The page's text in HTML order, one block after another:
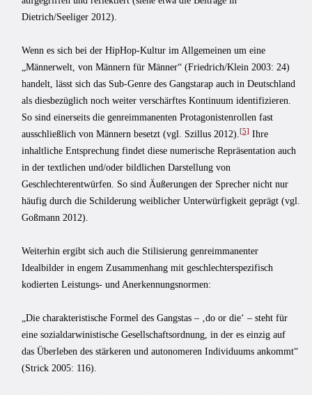
Dietrich/Seeliger 2012).
Wenn es sich bei der HipHop-Kultur im Allgemeinen um eine
„Männerwelt, von Männern für Männer“ (Friedrich/Klein 2003: 24)
handelt, lässt sich das Sub-Genre des Gangstarap auch in Deutschland
als diesbezüglich noch weiter verschärftes Kontinuum identifizieren.
So sind einerseits die genreimmanenten Protagonistenrollen fast
ausschließlich von Männern besetzt (vgl. Szillus 2012). [5] Ihre
inhaltliche Entsprechung findet diese numerische Repräsentation auch
in der textlichen und/oder bildlichen Darstellung von
Geschlechterentwürfen. So sind Äußerungen der Sprecher nicht nur
häufig durch die Schilderung weiblicher Unterwürfigkeit geprägt (vgl.
Goßmann 2012).
Weiterhin ergibt sich auch die Stilisierung genreimmanenter
Idealbilder in engem Zusammenhang mit geschlechterspezifisch
kodierten Leistungs- und Anerkennungsnormen:
„Die charakteristische Formel des Gangstas – ‚do or die‘ – steht für
eine sozialdarwinistische Gesellschaftsordnung, in der es einzig auf
das Überleben des stärkeren und autonomeren Individuums ankommt“
(Strick 2005: 116).